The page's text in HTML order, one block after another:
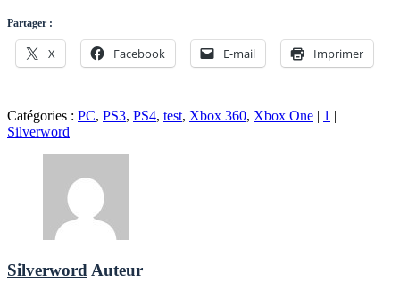
Partager :
X Facebook E-mail Imprimer
Catégories : PC, PS3, PS4, test, Xbox 360, Xbox One | 1 |
Silverword
Silverword Auteur